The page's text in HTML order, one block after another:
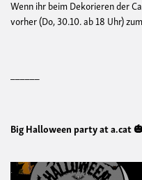
Wenn ihr beim Dekorieren der
vorher (Do, 30.10. ab 18 Uhr)
Big Halloween party at a.cat